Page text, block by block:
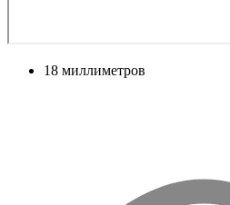
18 миллиметров